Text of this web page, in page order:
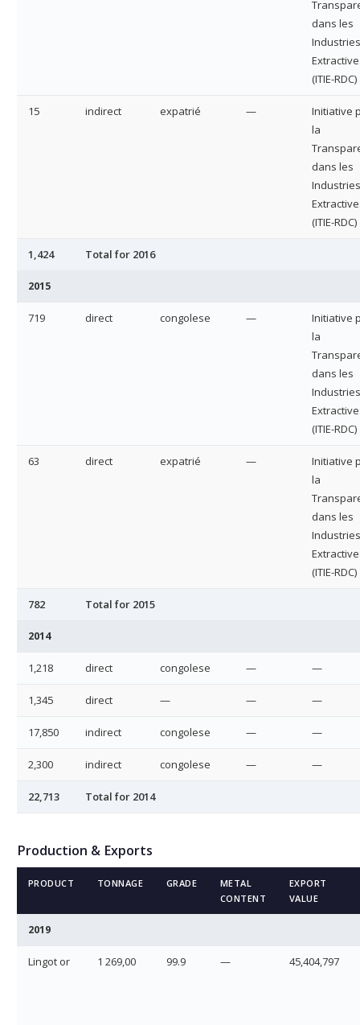
dans les
Industries
(ITIE-RDC)
15 indirect expatrié —
Initiative
la
dans les
Industries
(ITIE-RDC)
1,424 Total for 2016
2015
719 direct congolese —
Initiative
la
dans les
Industries
(ITIE-RDC)
63 direct expatrié —
Initiative
la
dans les
Industries
(ITIE-RDC)
782 Total for 2015
2014
1,218 direct congolese — —
1,345 direct — — —
17,850 indirect congolese — —
2,300 indirect congolese — —
22,713 Total for 2014
Production & Exports
PRODUCT TONNAGE GRADE
METAL
CONTENT
EXPORT
VALUE
2019
Lingot or 1 269,00 99.9 — 45,404,797